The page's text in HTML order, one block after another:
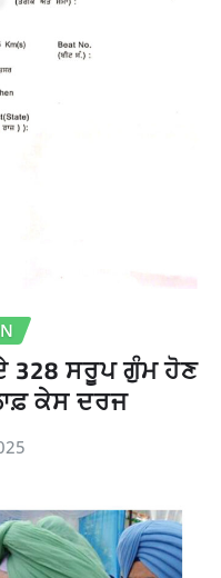
328 ਸਰੂਪ ਗੁੰਮ ਹੋਣ
ਕੇਸ ਦਰਜ